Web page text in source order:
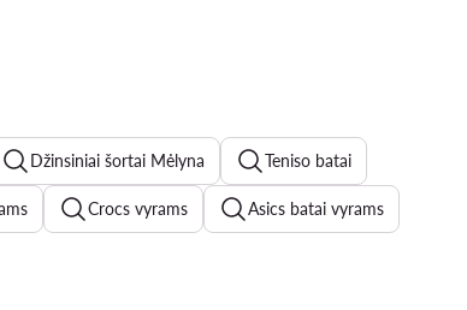
Džinsiniai šortai Mėlyna Teniso batai
Crocs vyrams Asics batai vyrams